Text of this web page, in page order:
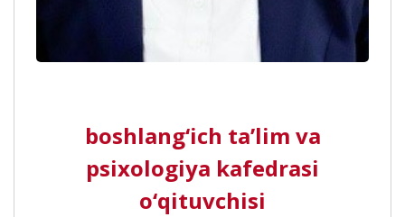
boshlang‘ich ta’lim va
psixologiya kafedrasi
o‘qituvchisi